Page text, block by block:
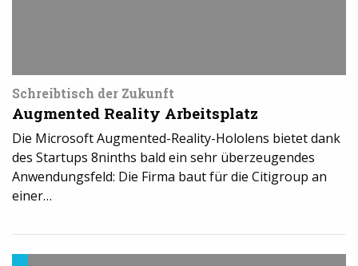
Schreibtisch der Zukunft
Augmented Reality Arbeitsplatz
Die Microsoft Augmented-Reality-Hololens bietet dank
des Startups 8ninths bald ein sehr überzeugendes
Anwendungsfeld: Die Firma baut für die Citigroup an
einer…